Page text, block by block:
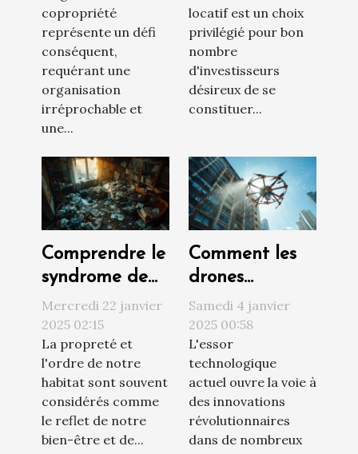
gestion
efficace
copropriété
représente un défi
conséquent,
requérant une
organisation
irréprochable et
une...
investissement
locatif
locatif est un choix
privilégié pour bon
nombre
d'investisseurs
désireux de se
constituer...
Comprendre le
syndrome de
Diogène et ses
impacts sur
l'habitat
Mercredi 22 janvier
2025 02:15
La propreté et
l'ordre de notre
habitat sont souvent
considérés comme
le reflet de notre
bien-être et de...
Comment les
drones
révolutionnent
le nettoyage
extérieur des
bâtiments
Samedi 4 janvier
2025 00:58
L'essor
technologique
actuel ouvre la voie à
des innovations
révolutionnaires
dans de nombreux